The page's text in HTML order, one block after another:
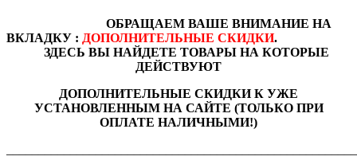
ОБРАЩАЕМ ВАШЕ ВНИМАНИЕ НА
ВКЛАДКУ : ДОПОЛНИТЕЛЬНЫЕ СКИДКИ.
ЗДЕСЬ ВЫ НАЙДЕТЕ ТОВАРЫ НА КОТОРЫЕ
ДЕЙСТВУЮТ
ДОПОЛНИТЕЛЬНЫЕ СКИДКИ К УЖЕ
УСТАНОВЛЕННЫМ НА САЙТЕ (ТОЛЬКО ПРИ
ОПЛАТЕ НАЛИЧНЫМИ!)